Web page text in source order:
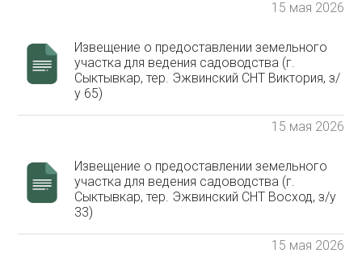
15 мая 2026
Извещение о предоставлении земельного
участка для ведения садоводства (г.
Сыктывкар, тер. Эжвинский СНТ Виктория, з/
у 65)
15 мая 2026
Извещение о предоставлении земельного
участка для ведения садоводства (г.
Сыктывкар, тер. Эжвинский СНТ Восход, з/у
33)
15 мая 2026